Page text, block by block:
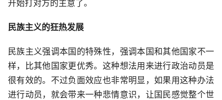
开始打对方的主意了。
民族主义的狂热发展
民族主义强调本国的特殊性，强调本国和其他国家不一
样，比其他国家更优秀。这种想法用来进行政治动员是
很有效的。不过负面效应也非常明显，如果用这种办法
进行动员，就会带来一种悲情意识，让国民感觉整个世